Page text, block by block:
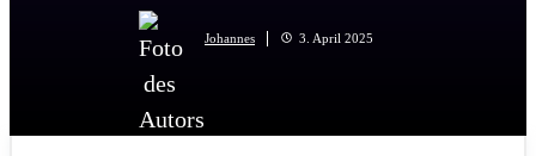
Johannes 3. April 2025